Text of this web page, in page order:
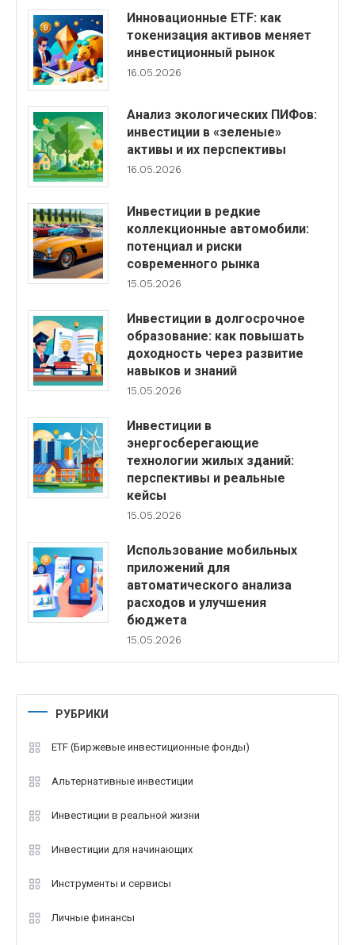
Инновационные ETF: как
токенизация активов меняет
инвестиционный рынок
16.05.2026
Анализ экологических ПИФов:
инвестиции в «зеленые»
активы и их перспективы
16.05.2026
Инвестиции в редкие
коллекционные автомобили:
потенциал и риски
современного рынка
15.05.2026
Инвестиции в долгосрочное
образование: как повышать
доходность через развитие
навыков и знаний
15.05.2026
Инвестиции в
энергосберегающие
технологии жилых зданий:
перспективы и реальные
кейсы
15.05.2026
Использование мобильных
приложений для
автоматического анализа
расходов и улучшения
бюджета
15.05.2026
РУБРИКИ
ETF (Биржевые инвестиционные фонды)
Альтернативные инвестиции
Инвестиции в реальной жизни
Инвестиции для начинающих
Инструменты и сервисы
Личные финансы